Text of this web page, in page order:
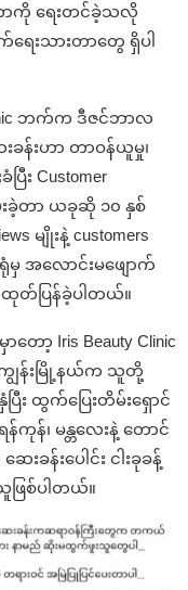
ာကို ရေးတင်ခဲ့သလို
ေးသားတာတွေ ရှိပါ
ဘက်က ဒီဇင်ဘာလ
ခန်းဟာ တာဝန်ယူမှု၊
း Customer
ခဲ့တာ ယခုဆို ၁၀ နှစ်
မျိုးနဲ့ customers
ရုံမှ အလောင်းမဖျောက်
ထုတ်ပြန်ခဲ့ပါတယ်။
ာ့ Iris Beauty Clinic
ကျွန်းမြို့နယ်က သူတို့
း ထွက်ပြေးတိမ်းရှောင်
ကုန်၊ မန္တလေးနဲ့ တောင်
ခန်းပေါင်း ငါးခုခန့်
ြစ်ပါတယ်။